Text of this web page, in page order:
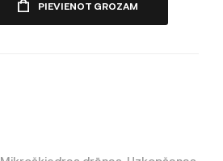
PIEVIENOT GROZAM